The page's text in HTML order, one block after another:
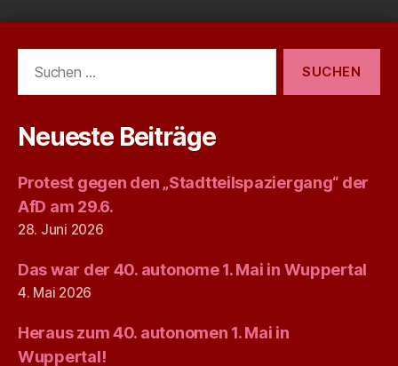
nach:
Neueste Beiträge
Protest gegen den „Stadtteilspaziergang“ der
AfD am 29.6.
28. Juni 2026
Das war der 40. autonome 1. Mai in Wuppertal
4. Mai 2026
Heraus zum 40. autonomen 1. Mai in
Wuppertal!